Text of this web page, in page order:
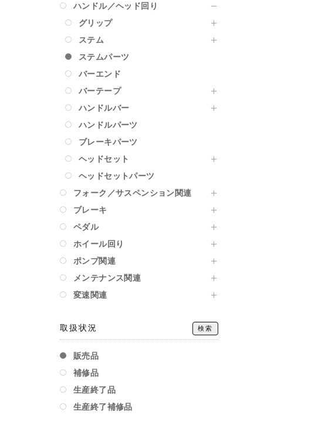
ハンドル／ヘッド回り
グリップ
ステム
ステムパーツ
バーエンド
バーテープ
ハンドルバー
ハンドルパーツ
ブレーキパーツ
ヘッドセット
ヘッドセットパーツ
フォーク／サスペンション関連
ブレーキ
ペダル
ホイール回り
ポンプ関連
メンテナンス関連
変速関連
取扱状況 検索
販売品
補修品
生産終了品
生産終了補修品